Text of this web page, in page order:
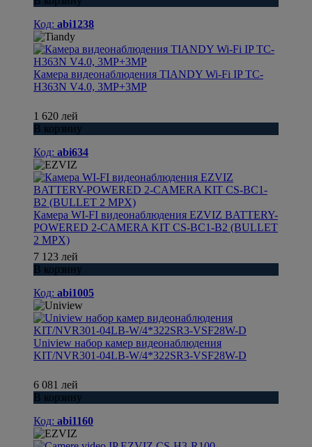
Код: abi1238
Камера видеонаблюдения TIANDY Wi-Fi IP TC-
H363N V4.0, 3MP+3MP
1 620 лей
В корзину
Код: abi634
Камера WI-FI видеонаблюдения EZVIZ BATTERY-
POWERED 2-CAMERA KIT CS-BC1-B2 (BULLET
2 MPX)
7 123 лей
В корзину
Код: abi1005
Uniview набор камер видеонаблюдения
KIT/NVR301-04LB-W/4*322SR3-VSF28W-D
6 081 лей
В корзину
Код: abi1160